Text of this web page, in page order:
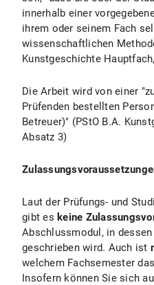
innerhalb einer
ihrem oder seinem Fach
wissenschaftlichen
Kunstgeschichte
Die Arbeit wird von einer
Prüfenden bestellten
Betreuer)" (PStO B.A.
Absatz 3)
Laut der Prüfungs- und
gibt es keine
Abschlussmodul, in
geschrieben wird. Auch ist
welchem Fachsemester
Insofern können Sie sich